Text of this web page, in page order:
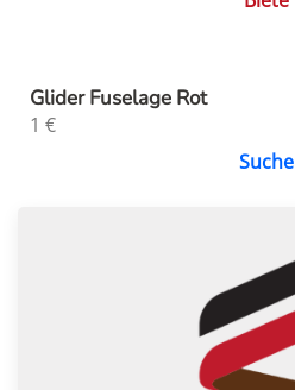
Glider Fuselage Rot
1 €
Suche